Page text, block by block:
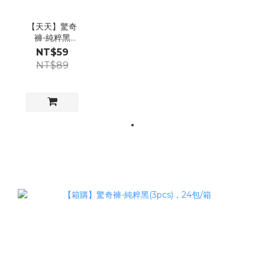
【天天】驚奇
褲-純粹黑
(3pcs)
NT$59
NT$89